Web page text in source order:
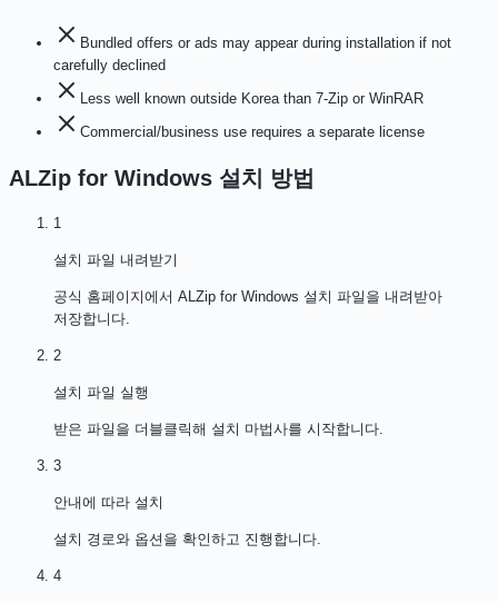
Bundled offers or ads may appear during installation if not
carefully declined
Less well known outside Korea than 7-Zip or WinRAR
Commercial/business use requires a separate license
ALZip for Windows 설치 방법
1
설치 파일 내려받기
공식 홈페이지에서 ALZip for Windows 설치 파일을 내려받아
저장합니다.
2
설치 파일 실행
받은 파일을 더블클릭해 설치 마법사를 시작합니다.
3
안내에 따라 설치
설치 경로와 옵션을 확인하고 진행합니다.
4